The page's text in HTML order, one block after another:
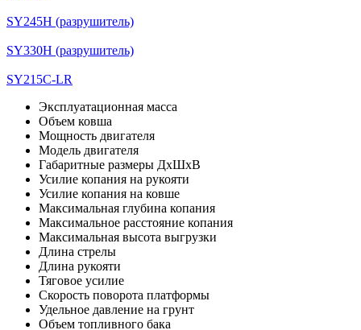
SY245H (разрушитель)
SY330H (разрушитель)
SY215C-LR
Эксплуатационная масса
Объем ковша
Мощность двигателя
Модель двигателя
Габаритные размеры ДхШхВ
Усилие копания на рукояти
Усилие копания на ковше
Максимальная глубина копания
Максимальное расстояние копания
Максимальная высота выгрузки
Длина стрелы
Длина рукояти
Тяговое усилие
Скорость поворота платформы
Удельное давление на грунт
Объем топливного бака